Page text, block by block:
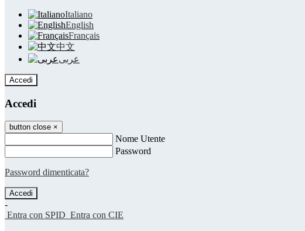
Italiano
English
Français
中文
عربى
Accedi
Accedi
button close ×
Nome Utente
Password
Password dimenticata?
-
Entra con SPID Entra con CIE